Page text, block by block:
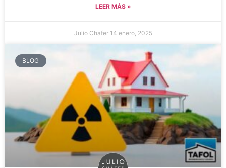
LEER MÁS »
Julio Chafer 14 enero, 2025
BLOG